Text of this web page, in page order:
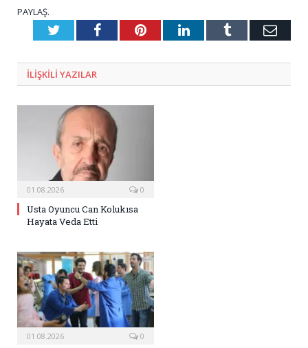
PAYLAŞ.
TwitterFacebookPinterestLinkedInTumblr E-
ILIŞKILI YAZILAR
01.08.2026 0
Usta Oyuncu Can Kolukısa
Hayata Veda Etti
01.08.2026 0